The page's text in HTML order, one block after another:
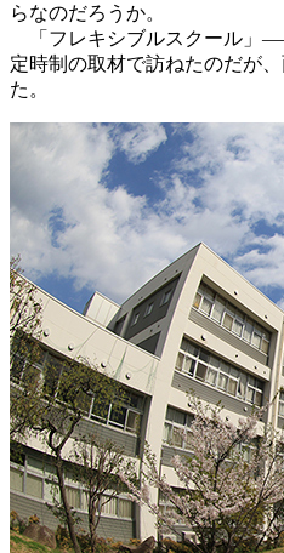
らなのだろうか。
「フレキシブルスクール」
定時制の取材で訪ねたのだが
た。